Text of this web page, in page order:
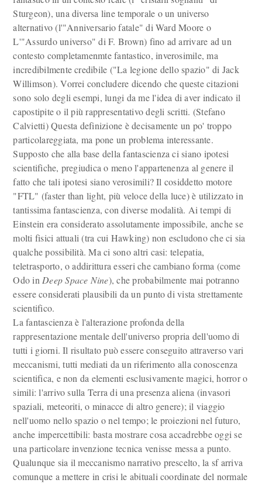
Sturgeon), una diversa line temporale o un universo
alternativo (l'"Anniversario fatale" di Ward Moore o
L'"Assurdo universo" di F. Brown) fino ad arrivare ad un
contesto completamenmte fantastico, inverosimile, ma
incredibilmente credibile ("La legione dello spazio" di Jack
Willimson). Vorrei concludere dicendo che queste citazioni
sono solo degli esempi, lungi da me l'idea di aver indicato il
capostipite o il più rappresentativo degli scritti. (Stefano
Calvietti) Questa definizione è decisamente un po' troppo
particolareggiata, ma pone un problema interessante.
Supposto che alla base della fantascienza ci siano ipotesi
scientifiche, pregiudica o meno l'appartenenza al genere il
fatto che tali ipotesi siano verosimili? Il cosiddetto motore
"FTL" (faster than light, più veloce della luce) è utilizzato in
tantissima fantascienza, con diverse modalità. Ai tempi di
Einstein era considerato assolutamente impossibile, anche se
molti fisici attuali (tra cui Hawking) non escludono che ci sia
qualche possibilità. Ma ci sono altri casi: telepatia,
teletrasporto, o addirittura esseri che cambiano forma (come
Odo in Deep Space Nine), che probabilmente mai potranno
essere considerati plausibili da un punto di vista strettamente
scientifico.
La fantascienza è l'alterazione profonda della
rappresentazione mentale dell'universo propria dell'uomo di
tutti i giorni. Il risultato può essere conseguito attraverso vari
meccanismi, tutti mediati da un riferimento alla conoscenza
scientifica, e non da elementi esclusivamente magici, horror o
simili: l'arrivo sulla Terra di una presenza aliena (invasori
spaziali, meteoriti, o minacce di altro genere); il viaggio
nell'uomo nello spazio o nel tempo; le proiezioni nel futuro,
anche impercettibili: basta mostrare cosa accadrebbe oggi se
una particolare invenzione tecnica venisse messa a punto.
Qualunque sia il meccanismo narrativo prescelto, la sf arriva
comunque a mettere in crisi le abituali coordinate del normale